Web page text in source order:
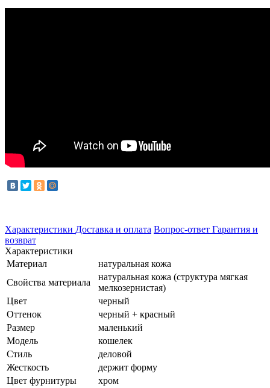
Характеристики Доставка и оплата Вопрос-ответ Гарантия и
возврат
Характеристики
Материал
натуральная кожа
Свойства материала
натуральная кожа (структура мягкая
мелкозернистая)
Цвет
черный
Оттенок
черный + красный
Размер
маленький
Модель
кошелек
Стиль
деловой
Жесткость
держит форму
Цвет фурнитуры
хром